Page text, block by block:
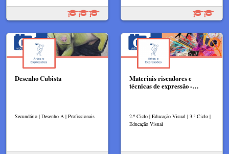
Desenho Cubista
Secundário | Desenho A | Profissionais
Materiais riscadores e
técnicas de expressão -…
2.º Ciclo | Educação Visual | 3.º Ciclo |
Educação Visual